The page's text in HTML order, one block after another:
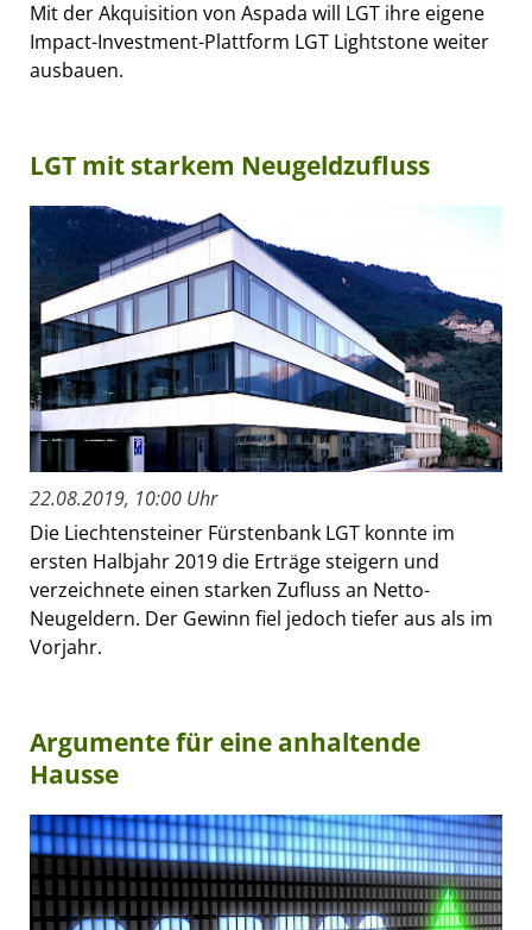
Mit der Akquisition von Aspada will LGT ihre eigene
Impact-Investment-Plattform LGT Lightstone weiter
ausbauen.
LGT mit starkem Neugeldzufluss
22.08.2019, 10:00 Uhr
Die Liechtensteiner Fürstenbank LGT konnte im
ersten Halbjahr 2019 die Erträge steigern und
verzeichnete einen starken Zufluss an Netto-
Neugeldern. Der Gewinn fiel jedoch tiefer aus als im
Vorjahr.
Argumente für eine anhaltende
Hausse